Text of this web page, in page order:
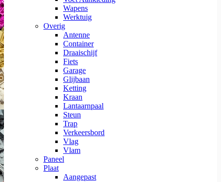
Wapens
Werktuig
Overig
Antenne
Container
Draaischijf
Fiets
Garage
Glijbaan
Ketting
Kraan
Lantaarnpaal
Steun
Trap
Verkeersbord
Vlag
Vlam
Paneel
Plaat
Aangepast